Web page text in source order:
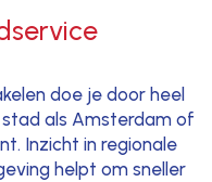
doe je door heel
als Amsterdam of
Inzicht in regionale
helpt om sneller